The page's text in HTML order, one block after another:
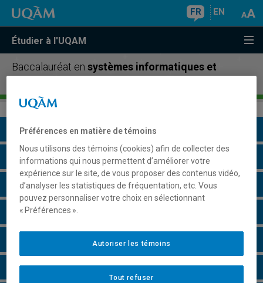
FR EN
Étudier à l'UQAM
Baccalauréat en systèmes informatiques et
Présentation du programme
Conditions d'admission
Cours à suivre et horaires
Grille de cheminement
Perspectives professionnelles
Préférences en matière de témoins
Nous utilisons des témoins (cookies) afin de collecter des
informations qui nous permettent d’améliorer votre
expérience sur le site, de vous proposer des contenus vidéo,
d’analyser les statistiques de fréquentation, etc. Vous
pouvez personnaliser votre choix en sélectionnant
« Préférences ».
Tout refuser
Autoriser les témoins